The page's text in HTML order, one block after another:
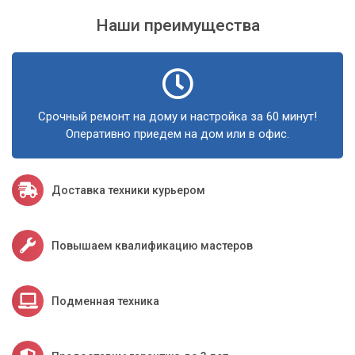
Наши преимущества
Срочный ремонт на дому и настройка за 60 минут!
Оперативно приедем на дом или в офис.
Доставка техники курьером
Повышаем квалификацию мастеров
Подменная техника